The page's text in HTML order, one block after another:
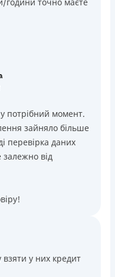
потрібний момент.
зайняло більше
перевірка даних
від
взяти у них кредит